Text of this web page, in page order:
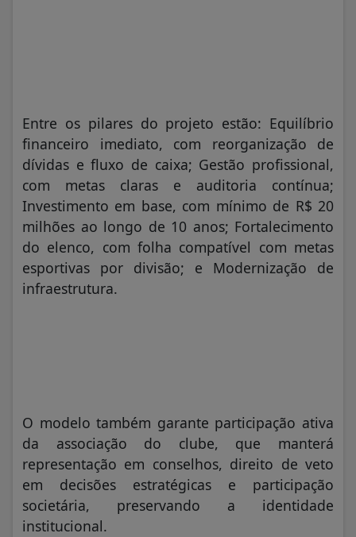
Entre os pilares do projeto estão: Equilíbrio
financeiro imediato, com reorganização de
dívidas e fluxo de caixa; Gestão profissional,
com metas claras e auditoria contínua;
Investimento em base, com mínimo de R$ 20
milhões ao longo de 10 anos; Fortalecimento
do elenco, com folha compatível com metas
esportivas por divisão; e Modernização de
infraestrutura.
O modelo também garante participação ativa
da associação do clube, que manterá
representação em conselhos, direito de veto
em decisões estratégicas e participação
societária, preservando a identidade
institucional.